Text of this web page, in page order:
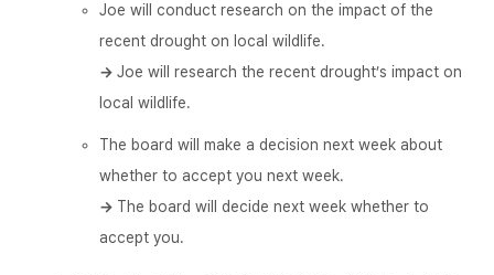
Joe will conduct research on the impact of the
recent drought on local wildlife.
→ Joe will research the recent drought’s impact on
local wildlife.
The board will make a decision next week about
whether to accept you next week.
→ The board will decide next week whether to
accept you.